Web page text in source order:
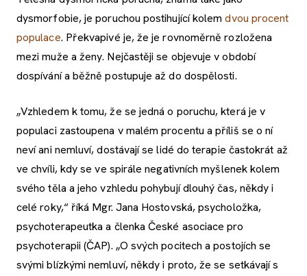
dysmorfobie, je poruchou postihující kolemdvou procent
populace. Překvapivé je, že je rovnoměrně rozložena
mezi muže a ženy. Nejčastěji se objevuje v období
dospívání a běžně postupuje až do dospělosti.
„Vzhledem k tomu, že se jedná o poruchu, která je v
populaci zastoupena v malém procentu a příliš se o ní
neví ani nemluví, dostávají se lidé do terapie častokrát až
ve chvíli, kdy se ve spirále negativních myšlenek kolem
svého těla a jeho vzhledu pohybují dlouhý čas, někdy i
celé roky,“ říká Mgr. Jana Hostovská, psycholožka,
psychoterapeutka a členka České asociace pro
psychoterapii (ČAP). „O svých pocitech a postojích se
svými blízkými nemluví, někdy i proto, že se setkávají s